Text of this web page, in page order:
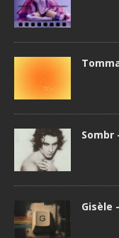
Sombr
Gisèle